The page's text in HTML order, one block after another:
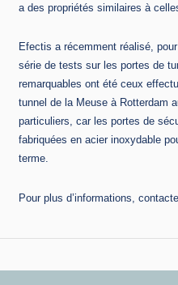
a des propriétés similaires à
Efectis a récemment réalisé,
série de tests sur les portes de
remarquables ont été ceux
tunnel de la Meuse à Rotterdam
particuliers, car les portes de
fabriquées en acier inoxydable
terme.
Pour plus d’informations,